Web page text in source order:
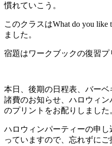
慣れていこう。
このクラスはWhat do you
ました。
宿題はワークブックの復習プ
本日、後期の日程表、バー
諸費のお知らせ、ハロウィ
のプリントをお配りしました
ハロウィンパーティーの申
っていますので、忘れずにご